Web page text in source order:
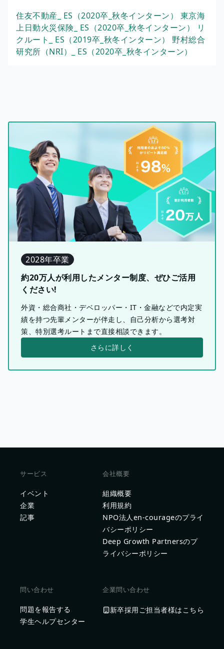
住友不動産_ ES（2020卒_秋冬インターン） 東京海
上日動火災保険_ ES（2020卒_秋冬インターン）
リ
クルート_ ES（2019卒_秋冬インターン） 野村総合
研究所（NRI）_ ES（2020卒_秋冬インターン）
2028年卒業
約20万人が利用したメンター制度、ぜひご活用
ください!
外資・総合商社・デベロッパー・IT・金融などで内定実
績を持つ先輩メンターが伴走し、自己分析から選考対
策、特別選考ルートまで直接相談できます。
さらに詳しく
サービス
イベント
企業
記事
会社概要
組織概要
利用規約
NPO法人en-courageのプライ
バシーポリシー
Deep Growth Partnersのプ
ライバシーポリシー
問い合わせ
問題を報告する
学生ヘルプセンター
企業問い合わせ
新卒採用ご担当者様はこちら